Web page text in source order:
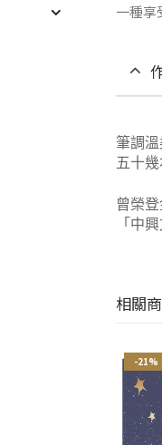
一種享
筆調
五十
曾榮
「中
相關
-21%